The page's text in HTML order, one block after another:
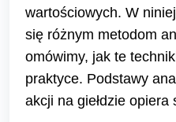
wartościowych. W
się różnym metodom
omówimy, jak te
praktyce. Podstawy
akcji na giełdzie opiera